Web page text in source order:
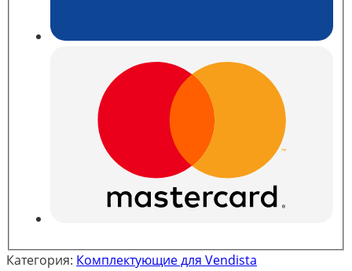
Категория: Комплектующие для Vendista